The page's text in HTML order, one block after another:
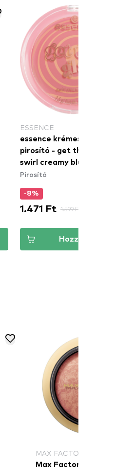
ESSENCE
essence krémes, örvényes
pirosító - get the glaze!
swirl creamy blush 01
Pirosító
-8%
1.471 Ft 1.599 Ft
Hozzáadva
MAX FACTOR
Max Factor Crème Puff